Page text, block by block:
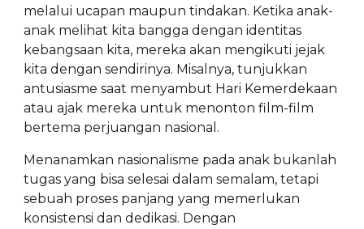
melalui ucapan maupun tindakan. Ketika anak-
anak melihat kita bangga dengan identitas
kebangsaan kita, mereka akan mengikuti jejak
kita dengan sendirinya. Misalnya, tunjukkan
antusiasme saat menyambut Hari Kemerdekaan
atau ajak mereka untuk menonton film-film
bertema perjuangan nasional.
Menanamkan nasionalisme pada anak bukanlah
tugas yang bisa selesai dalam semalam, tetapi
sebuah proses panjang yang memerlukan
konsistensi dan dedikasi. Dengan